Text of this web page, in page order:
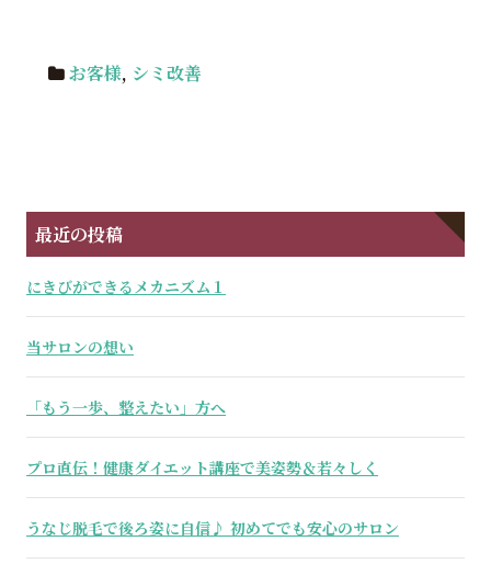
お客様, シミ改善
最近の投稿
にきびができるメカニズム１
当サロンの想い
「もう一歩、整えたい」方へ
プロ直伝！健康ダイエット講座で美姿勢＆若々しく
うなじ脱毛で後ろ姿に自信♪ 初めてでも安心のサロン